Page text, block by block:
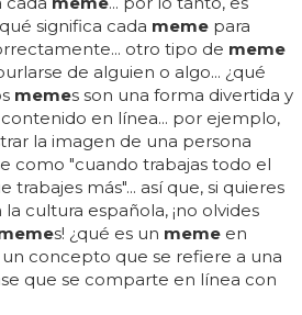
significa cada meme para
otro tipo de meme
de alguien o algo... ¿qué
memes son una forma divertida y
en línea... por ejemplo,
la imagen de una persona
como "cuando trabajas todo el
trabajes más"... así que, si quieres
cultura española, ¡no olvides
s! ¿qué es un meme en
un concepto que se refiere a una
que se comparte en línea con